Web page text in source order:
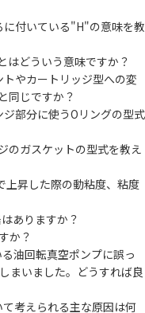
に付いている"H"の意味を教
はどういう意味ですか？
やカートリッジ型への変
同じですか？
部分に使うOリングの型式
のガスケットの型式を教え
昇した際の動粘度、粘度
ありますか？
か？
油回転真空ポンプに誤っ
まいました。どうすれば良
考えられる主な原因は何